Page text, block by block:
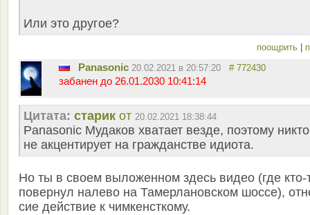
Или это другое?
поощрить
Panasonic 20.02.2021 в 20:57:20 # 772430
забанен до 26.01.2030 10:41:14
Цитата: старик от 20.02.2021 18:38:44
Panasonic Мудаков хватает везде, поэтому
не акцентирует на гражданстве идиота.
Но ты в своем выложенном здесь видео (где кто-
повернул налево на Тамерлановском шоссе),
сие действие к чимкенсткому.